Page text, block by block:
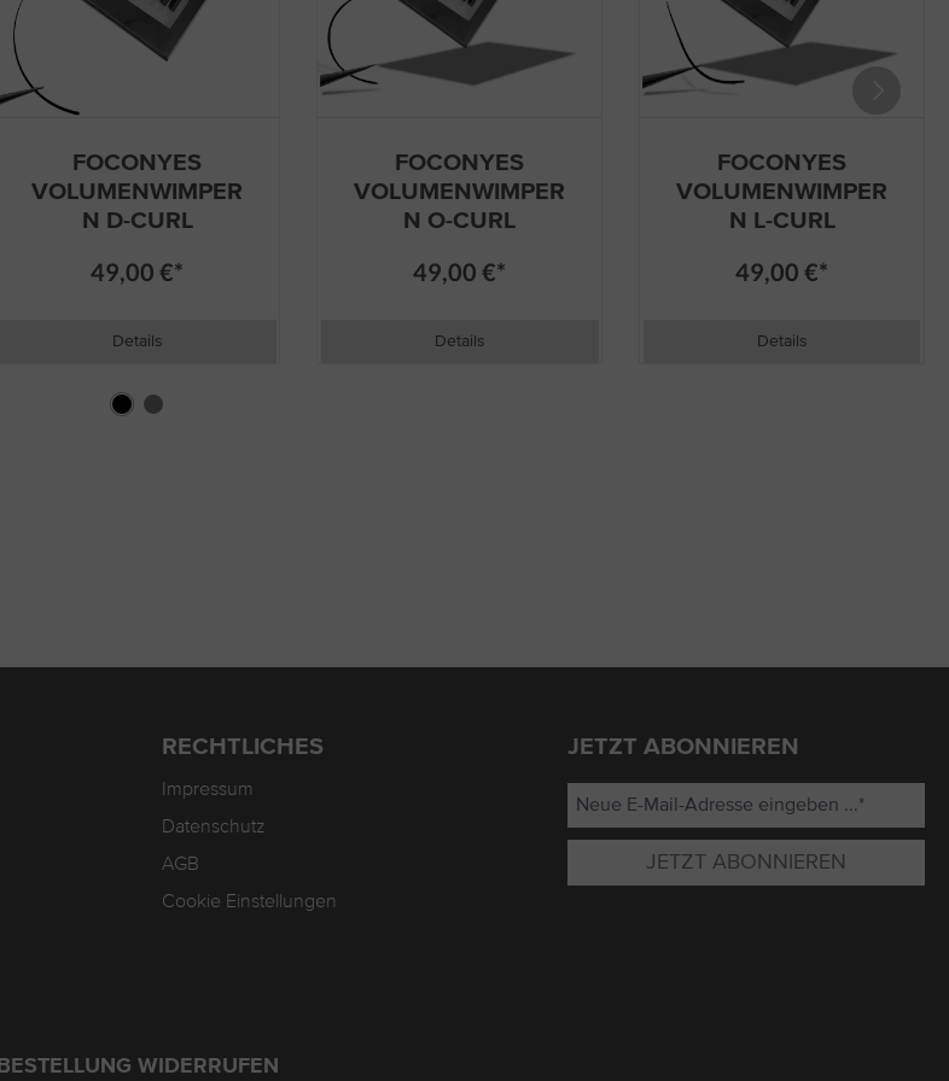
FOCONYES
VOLUMENWIMPER
N D-CURL
49,00 €*
Details
FOCONYES
VOLUMENWIMPER
N O-CURL
49,00 €*
Details
FOCONYES
VOLUMENWIMPER
N L-CURL
49,00 €*
Details
RECHTLICHES
Impressum
Datenschutz
AGB
Cookie Einstellungen
JETZT ABONNIEREN
JETZT ABONNIEREN
BESTELLUNG WIDERRUFEN